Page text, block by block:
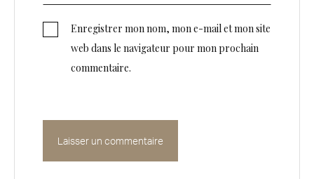
Enregistrer mon nom, mon e-mail et mon site
web dans le navigateur pour mon prochain
commentaire.